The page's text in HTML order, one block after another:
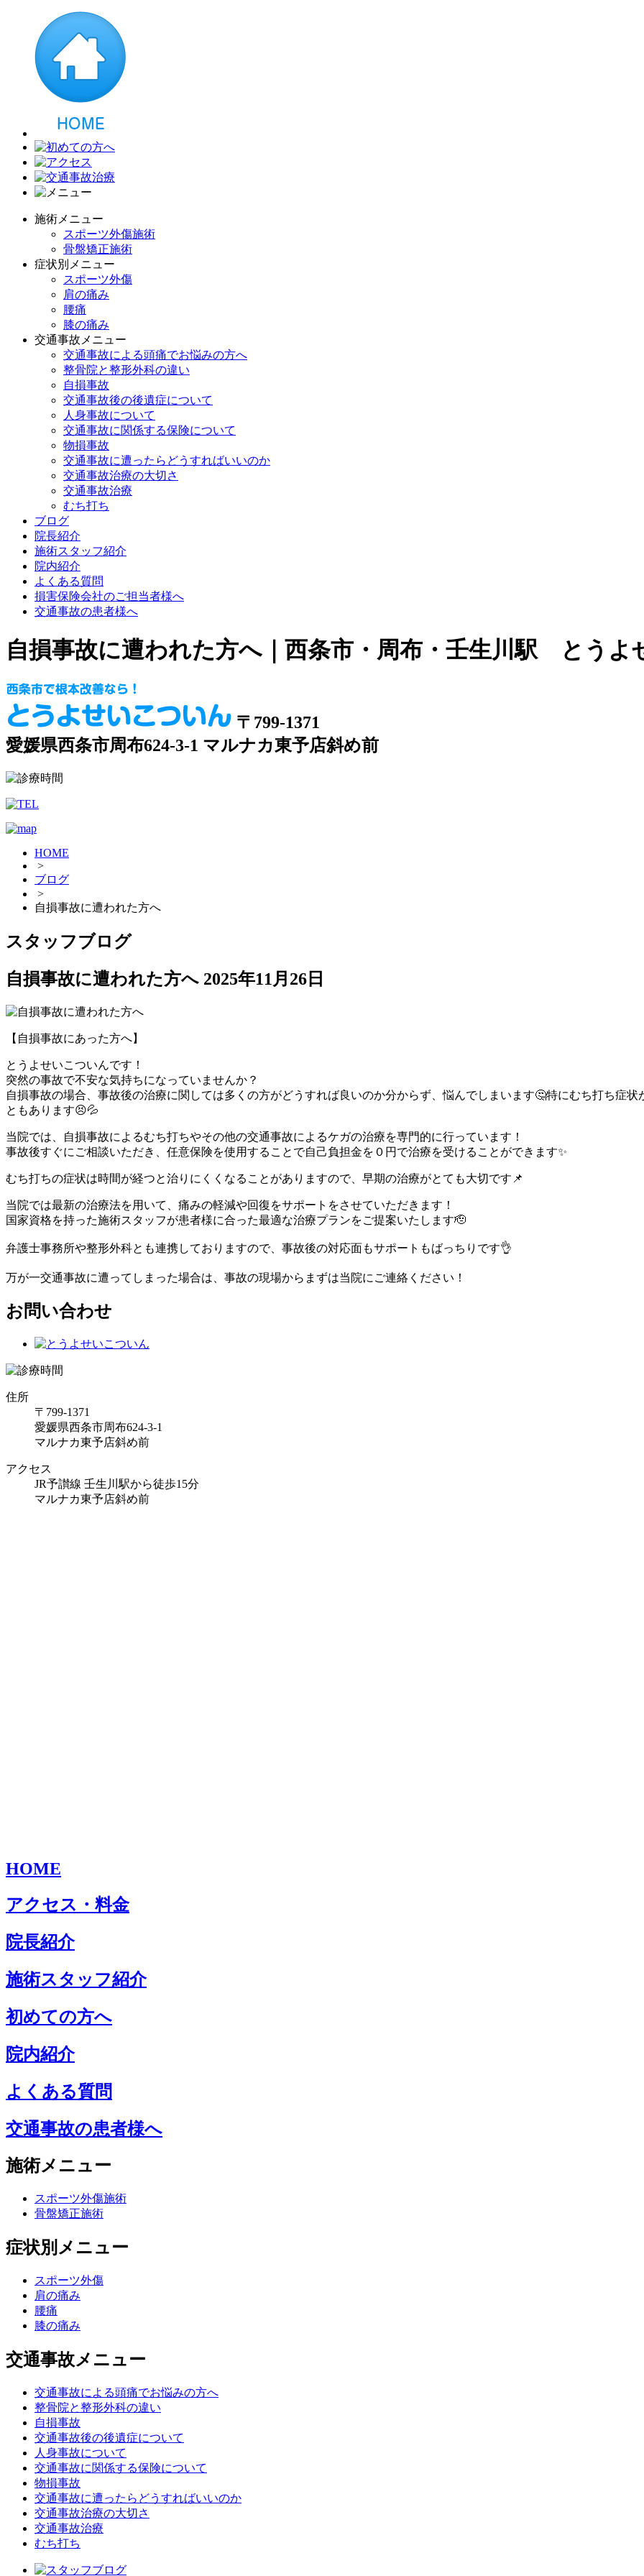
施術メニュー
スポーツ外傷施術
骨盤矯正施術
症状別メニュー
スポーツ外傷
肩の痛み
腰痛
膝の痛み
交通事故メニュー
交通事故による頭痛でお悩みの方へ
整骨院と整形外科の違い
自損事故
交通事故後の後遺症について
人身事故について
交通事故に関係する保険について
物損事故
交通事故に遭ったらどうすればいいのか
交通事故治療の大切さ
交通事故治療
むち打ち
ブログ
院長紹介
施術スタッフ紹介
院内紹介
よくある質問
損害保険会社のご担当者様へ
交通事故の患者様へ
自損事故に遭われた方へ｜西条市・周布・壬生川駅 とうよ
〒799-1371
愛媛県西条市周布624-3-1 マルナカ東予店斜め前
HOME
>
ブログ
>
自損事故に遭われた方へ
スタッフブログ
自損事故に遭われた方へ 2025年11月26日
【自損事故にあった方へ】
とうよせいこついんです！
突然の事故で不安な気持ちになっていませんか？
自損事故の場合、事故後の治療に関しては多くの方がどうすれば良いのか分からず、悩んでしまいます🤔特にむち打ち症
ともあります😣💦
当院では、自損事故によるむち打ちやその他の交通事故によるケガの治療を専門的に行っています！
事故後すぐにご相談いただき、任意保険を使用することで自己負担金を０円で治療を受けることができます✨
むち打ちの症状は時間が経つと治りにくくなることがありますので、早期の治療がとても大切です📌
当院では最新の治療法を用いて、痛みの軽減や回復をサポートをさせていただきます！
国家資格を持った施術スタッフが患者様に合った最適な治療プランをご提案いたします🫡
弁護士事務所や整形外科とも連携しておりますので、事故後の対応面もサポートもばっちりです👌
万が一交通事故に遭ってしまった場合は、事故の現場からまずは当院にご連絡ください！
お問い合わせ
住所
〒799-1371
愛媛県西条市周布624-3-1
マルナカ東予店斜め前
アクセス
JR予讃線 壬生川駅から徒歩15分
マルナカ東予店斜め前
HOME
アクセス・料金
院長紹介
施術スタッフ紹介
初めての方へ
院内紹介
よくある質問
交通事故の患者様へ
施術メニュー
スポーツ外傷施術
骨盤矯正施術
症状別メニュー
スポーツ外傷
肩の痛み
腰痛
膝の痛み
交通事故メニュー
交通事故による頭痛でお悩みの方へ
整骨院と整形外科の違い
自損事故
交通事故後の後遺症について
人身事故について
交通事故に関係する保険について
物損事故
交通事故に遭ったらどうすればいいのか
交通事故治療の大切さ
交通事故治療
むち打ち